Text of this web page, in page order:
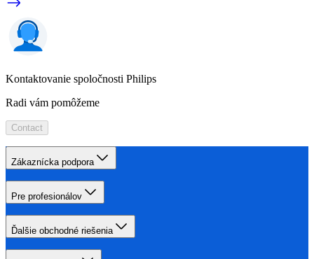
Kontaktovanie spoločnosti Philips
Radi vám pomôžeme
Contact
Zákaznícka podpora
Pre profesionálov
Ďalšie obchodné riešenia